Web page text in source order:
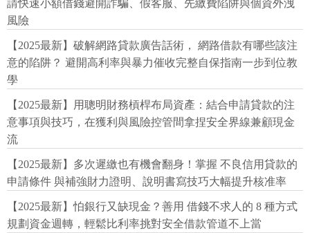
請快速小額借錢避開詐騙、假客服、先繳費陷阱與個資外洩
風險
【2025最新】破解網路貸款廣告話術， 網路借款有哪些該注
意的陷阱？ 避開高利率與暴力催收完整自保指南一步到位教
學
【2025最新】用聰明財務槓桿布局資產：結合申請貸款的注
意事項與技巧，在獲利與風險控管間拿捏安全界線兼顧現金
流
【2025最新】多次遲繳也有機會翻身！掌握 不良信用貸款的
申請條件 與補強財力證明、說明書寫技巧大幅提升核准率
【2025最新】怕銀行又缺現金？善用 借錢不求人的 8 種方式
規劃資金週轉，輕鬆比利率挑對安全借款管道不上當